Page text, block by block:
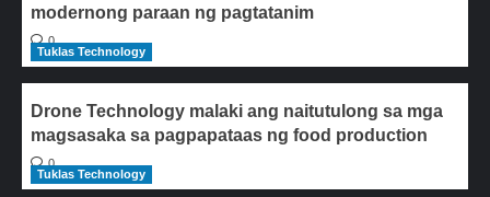
modernong paraan ng pagtatanim
0
Tuklas Technology
Drone Technology malaki ang naitutulong sa mga
magsasaka sa pagpapataas ng food production
0
Tuklas Technology